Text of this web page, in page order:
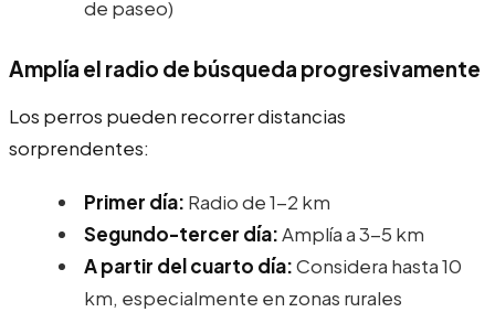
de paseo)
Amplía el radio de búsqueda progresivamente
Los perros pueden recorrer distancias
sorprendentes:
Primer día: Radio de 1-2 km
Segundo-tercer día:Amplía a 3-5 km
A partir del cuarto día:Considera hasta 10
km, especialmente en zonas rurales